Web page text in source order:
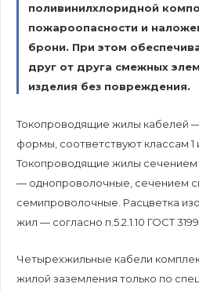
поливинилхлоридной
пожароопасности и
брони. При этом
друг от друга смежных
изделия без повреждения.
Токопроводящие жилы кабелей
формы, соответствуют классам 1
Токопроводящие жилы сечением
— однопроволочные, сечением
семипроволочные. Расцветка
жил — согласно п.5.2.1.10 ГОСТ
Четырехжильные кабели
жилой заземления только по